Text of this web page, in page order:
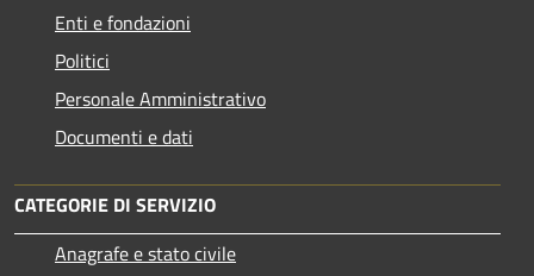
Enti e fondazioni
Politici
Personale Amministrativo
Documenti e dati
CATEGORIE DI SERVIZIO
Anagrafe e stato civile